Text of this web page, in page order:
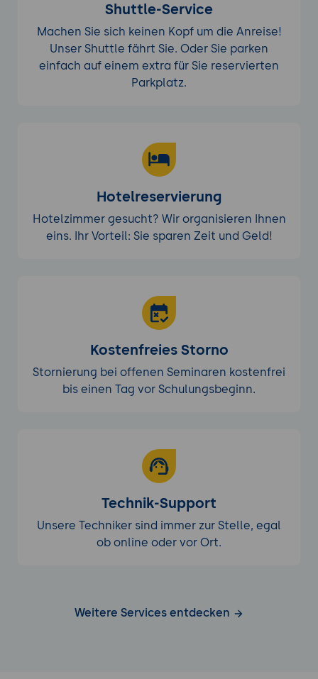
Shuttle-Service
Machen Sie sich keinen Kopf um die Anreise!
Unser Shuttle fährt Sie. Oder Sie parken
einfach auf einem extra für Sie reservierten
Parkplatz.
Hotelreservierung
Hotelzimmer gesucht? Wir organisieren Ihnen
eins. Ihr Vorteil: Sie sparen Zeit und Geld!
Kostenfreies Storno
Stornierung bei offenen Seminaren kostenfrei
bis einen Tag vor Schulungsbeginn.
Technik-Support
Unsere Techniker sind immer zur Stelle, egal
ob online oder vor Ort.
Weitere Services entdecken